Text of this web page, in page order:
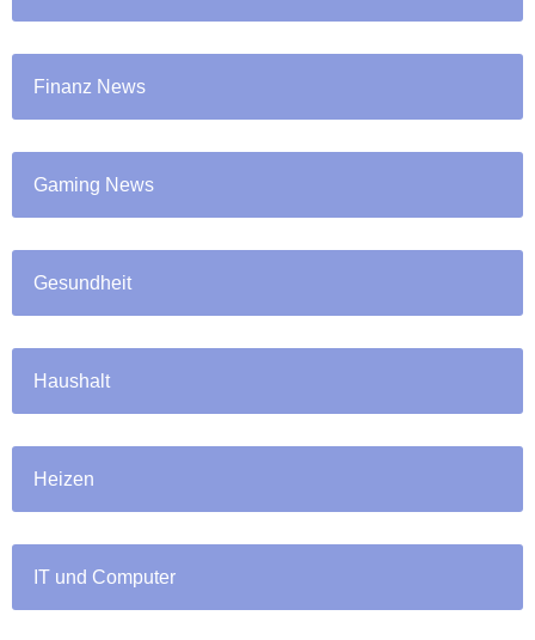
Finanz News
Gaming News
Gesundheit
Haushalt
Heizen
IT und Computer